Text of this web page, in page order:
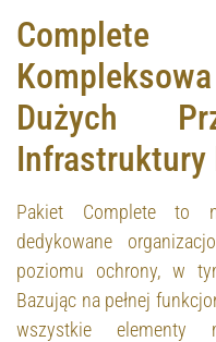
Dużych
Infrastruktury
Pakiet Complete to
dedykowane
poziomu ochrony, w
Bazując na pełnej
wszystkie elementy